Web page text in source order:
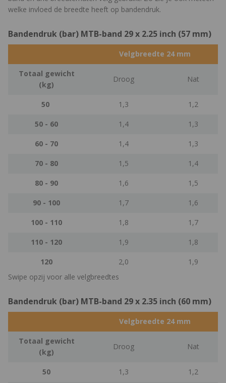
welke invloed de breedte heeft op bandendruk.
Bandendruk (bar) MTB-band 29 x 2.25 inch (57 mm)
Velgbreedte 24 mm
Totaal gewicht
(kg)
Droog Nat
50 1,3 1,2
50 - 60 1,4 1,3
60 - 70 1,4 1,3
70 - 80 1,5 1,4
80 - 90 1,6 1,5
90 - 100 1,7 1,6
100 - 110 1,8 1,7
110 - 120 1,9 1,8
120 2,0
1,9
Swipe opzij voor alle velgbreedtes
Bandendruk (bar) MTB-band 29 x 2.35 inch (60 mm)
Velgbreedte 24 mm
Totaal gewicht
(kg)
Droog Nat
50 1,3 1,2